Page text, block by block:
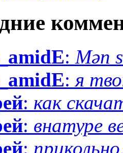
: Mən
: я
: как
: внатуре
: